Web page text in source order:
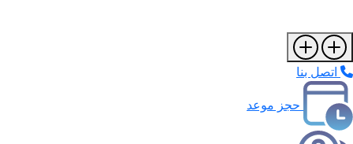
اتصل بنا
حجز موعد